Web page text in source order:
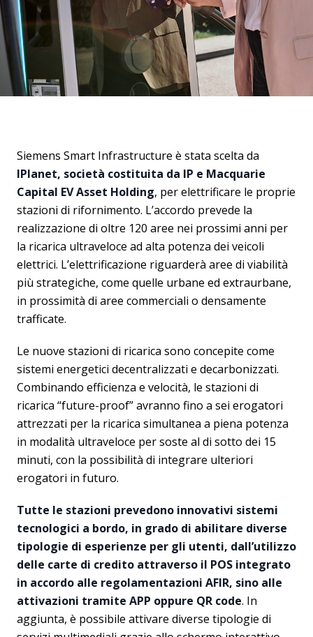
Siemens Smart Infrastructure è stata scelta da
IPlanet, società costituita da IP e Macquarie
Capital EV Asset Holding, per elettrificare le proprie
stazioni di rifornimento. L’accordo prevede la
realizzazione di oltre 120 aree nei prossimi anni per
la ricarica ultraveloce ad alta potenza dei veicoli
elettrici. L’elettrificazione riguarderà aree di viabilità
più strategiche, come quelle urbane ed extraurbane,
in prossimità di aree commerciali o densamente
trafficate.
Le nuove stazioni di ricarica sono concepite come
sistemi energetici decentralizzati e decarbonizzati.
Combinando efficienza e velocità, le stazioni di
ricarica “future-proof” avranno fino a sei erogatori
attrezzati per la ricarica simultanea a piena potenza
in modalità ultraveloce per soste al di sotto dei 15
minuti, con la possibilità di integrare ulteriori
erogatori in futuro.
Tutte le stazioni prevedono innovativi sistemi
tecnologici a bordo, in grado di abilitare diverse
tipologie di esperienze per gli utenti, dall’utilizzo
delle carte di credito attraverso il POS integrato
in accordo alle regolamentazioni AFIR, sino alle
attivazioni tramite APP oppure QR code. In
aggiunta, è possibile attivare diverse tipologie di